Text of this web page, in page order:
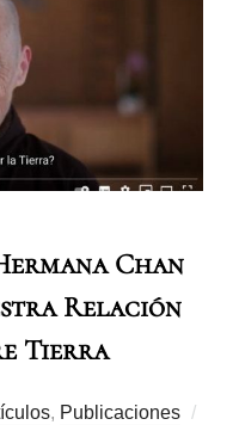
Chan
Relación
Tierra
, Publicaciones